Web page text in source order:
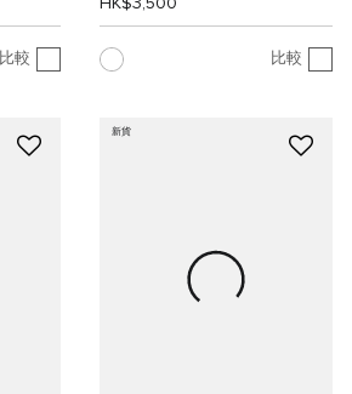
比較
HK$3,500
比較
新貨